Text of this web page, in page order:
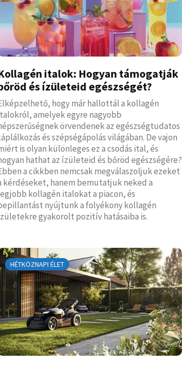
italok: Hogyan támogatják
és ízületeid egészségét?
hogy már hallottál a kollagén
amelyek egyre nagyobb
örvendenek az egészségtudatos
és szépségápolás világában. De vajon
is olyan különleges ez a csodás ital, és
hathat az ízületeid és bőröd egészségére?
a cikkben nemcsak megválaszoljuk ezeket
kérdéseket, hanem bemutatjuk neked a
kollagén italokat a piacon, és
nyújtunk a folyékony kollagén
gyakorolt pozitív hatásaiba is.
HÉTKÖZNAPI ÉLET